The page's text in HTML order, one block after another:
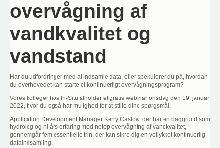
overvågning af
vandkvalitet og
vandstand
Har du udfordringer med at indsamle data, eller spekulerer du på, hvordan
du overhovedet kan starte et kontinuerligt overvågningsprogram?
Vores kolleger hos In-Situ afholder et gratis webinar onsdag den 19. januar
2022, hvor du også har mulighed for at stille dine spørgsmål.
Application Development Manager Kerry Caslow, der har en baggrund som
hydrolog og ni års erfaring med netop overvågning af vandkvalitet,
gennemgår fem essentielle trin, der kan sikre dig en vellykket kontinuerlig
dataindsamling.